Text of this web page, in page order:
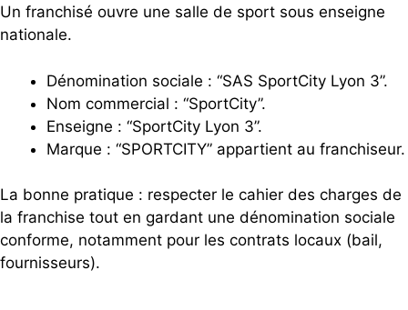
Un franchisé ouvre une salle de sport sous enseigne
nationale.
Dénomination sociale : “SAS SportCity Lyon 3”.
Nom commercial : “SportCity”.
Enseigne : “SportCity Lyon 3”.
Marque : “SPORTCITY” appartient au franchiseur.
La bonne pratique : respecter le cahier des charges de
la franchise tout en gardant une dénomination sociale
conforme, notamment pour les contrats locaux (bail,
fournisseurs).